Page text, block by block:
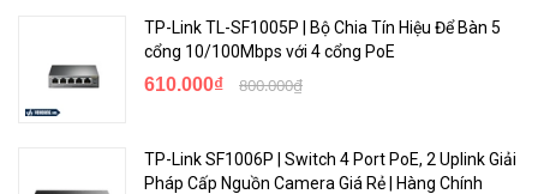
TP-Link TL-SF1005P | Bộ Chia Tín Hiệu Để Bàn 5
cổng 10/100Mbps với 4 cổng PoE
610.000₫ 800.000₫
TP-Link SF1006P | Switch 4 Port PoE, 2 Uplink Giải
Pháp Cấp Nguồn Camera Giá Rẻ | Hàng Chính